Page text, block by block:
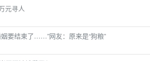
元寻人
要结束了……”网友：原来是“狗粮”